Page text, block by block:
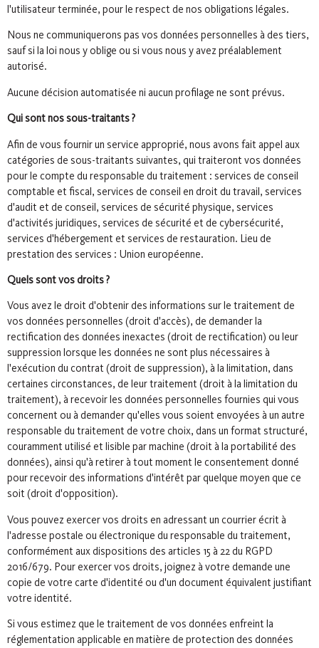
l'utilisateur terminée, pour le respect de nos obligations légales.
Nous ne communiquerons pas vos données personnelles à des tiers,
sauf si la loi nous y oblige ou si vous nous y avez préalablement
autorisé.
Aucune décision automatisée ni aucun profilage ne sont prévus.
Qui sont nos sous-traitants ?
Afin de vous fournir un service approprié, nous avons fait appel aux
catégories de sous-traitants suivantes, qui traiteront vos données
pour le compte du responsable du traitement : services de conseil
comptable et fiscal, services de conseil en droit du travail, services
d'audit et de conseil, services de sécurité physique, services
d'activités juridiques, services de sécurité et de cybersécurité,
services d'hébergement et services de restauration. Lieu de
prestation des services : Union européenne.
Quels sont vos droits ?
Vous avez le droit d'obtenir des informations sur le traitement de
vos données personnelles (droit d'accès), de demander la
rectification des données inexactes (droit de rectification) ou leur
suppression lorsque les données ne sont plus nécessaires à
l'exécution du contrat (droit de suppression), à la limitation, dans
certaines circonstances, de leur traitement (droit à la limitation du
traitement), à recevoir les données personnelles fournies qui vous
concernent ou à demander qu'elles vous soient envoyées à un autre
responsable du traitement de votre choix, dans un format structuré,
couramment utilisé et lisible par machine (droit à la portabilité des
données), ainsi qu'à retirer à tout moment le consentement donné
pour recevoir des informations d'intérêt par quelque moyen que ce
soit (droit d'opposition).
Vous pouvez exercer vos droits en adressant un courrier écrit à
l'adresse postale ou électronique du responsable du traitement,
conformément aux dispositions des articles 15 à 22 du RGPD
2016/679. Pour exercer vos droits, joignez à votre demande une
copie de votre carte d'identité ou d'un document équivalent justifiant
votre identité.
Si vous estimez que le traitement de vos données enfreint la
réglementation applicable en matière de protection des données